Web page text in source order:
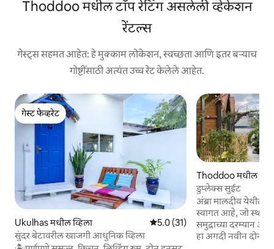
Thoddoo मधील टॉप रेटिंग असलेली व्हेकेशन
रेंटल्स
गेस्ट्स सहमत आहेत: हे मुक्काम लोकेशन, स्वच्छता आणि इतर बऱ्याच
गोष्टींसाठी अत्यंत उच्च रेट केलेले आहेत.
गेस्ट फेव्हरेट
गेस्ट फेव्हरेट
Ukulhas मधील व्हिला 5 पैकी 5.0 सरासरी रेटिंग, 31 रिव्ह्यूज
5.0 (31)
सुंदर बेटावरील खाजगी आधुनिक व्हिला
Thoddoo मधील
डुप्लेक्स सुईट
अंब्रा मालदीव येथील
स्वागत आहे, जो
समुद्राच्या दरम्यान
हा अगदी नवीन दोन